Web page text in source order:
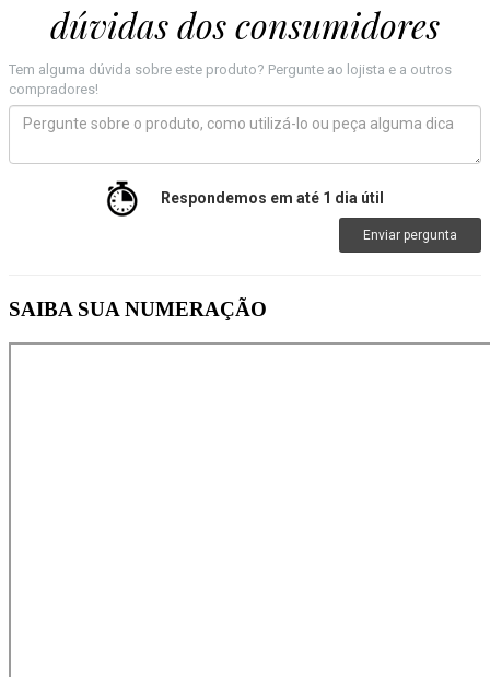
dúvidas dos consumidores
Tem alguma dúvida sobre este produto? Pergunte ao lojista e a outros
compradores!
Respondemos em até 1 dia útil
Enviar pergunta
SAIBA SUA NUMERAÇÃO